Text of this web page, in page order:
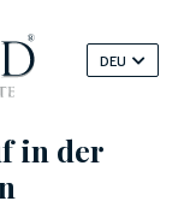
DEU
in der